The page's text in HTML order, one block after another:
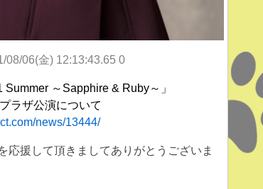
08/06(金) 12:13:43.65 0
Summer ～Sapphire & Ruby～」
ラザ公演について
news/13444/
応援して頂きましてありがとうございま